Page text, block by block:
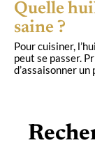
Quelle
saine ?
Pour cuisiner,
peut se passer.
d’assaisonner